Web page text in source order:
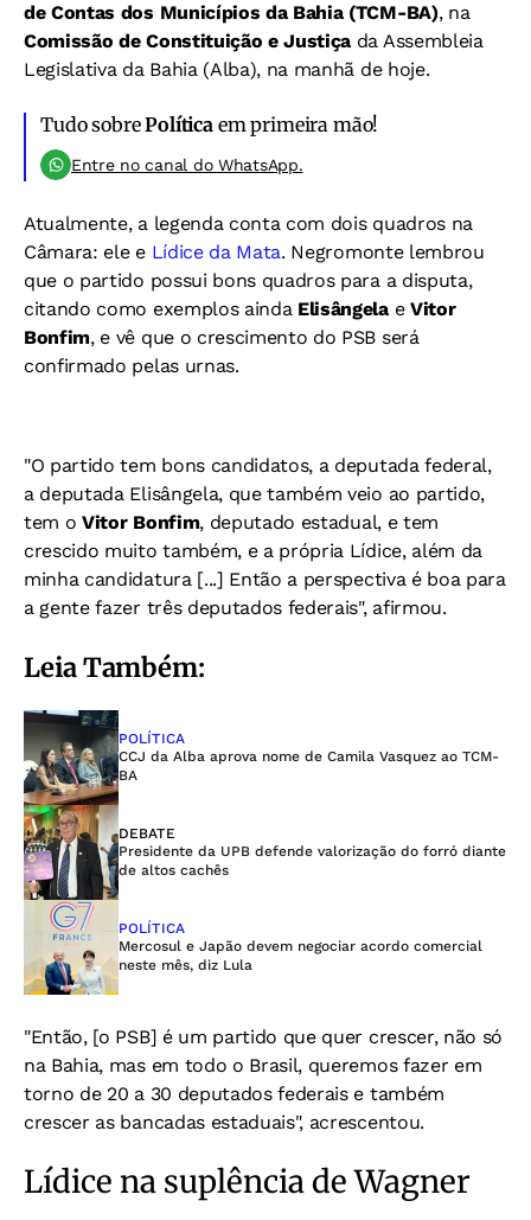
de Contas dos Municípios da Bahia (TCM-BA), na
Comissão de Constituição e Justiça da Assembleia
Legislativa da Bahia (Alba), na manhã de hoje.
Tudo sobrePolíticaem primeira mão!
Entre no canal do WhatsApp.
Atualmente, a legenda conta com dois quadros na
Câmara: ele e Lídice da Mata. Negromonte lembrou
que o partido possui bons quadros para a disputa,
citando como exemplos ainda Elisângelae Vitor
Bonfim, e vê que o crescimento do PSB será
confirmado pelas urnas.
"O partido tem bons candidatos, a deputada federal,
a deputada Elisângela, que também veio ao partido,
tem oVitor Bonfim, deputado estadual, e tem
crescido muito também, e a própria Lídice, além da
minha candidatura [...] Então a perspectiva é boa para
a gente fazer três deputados federais", afirmou.
Leia Também:
POLÍTICA
CCJ da Alba aprova nome de Camila Vasquez ao TCM-
BA
DEBATE
Presidente da UPB defende valorização do forró diante
de altos cachês
POLÍTICA
Mercosul e Japão devem negociar acordo comercial
neste mês, diz Lula
"Então, [o PSB] é um partido que quer crescer, não só
na Bahia, mas em todo o Brasil, queremos fazer em
torno de 20 a 30 deputados federais e também
crescer as bancadas estaduais", acrescentou.
Lídice na suplência de Wagner